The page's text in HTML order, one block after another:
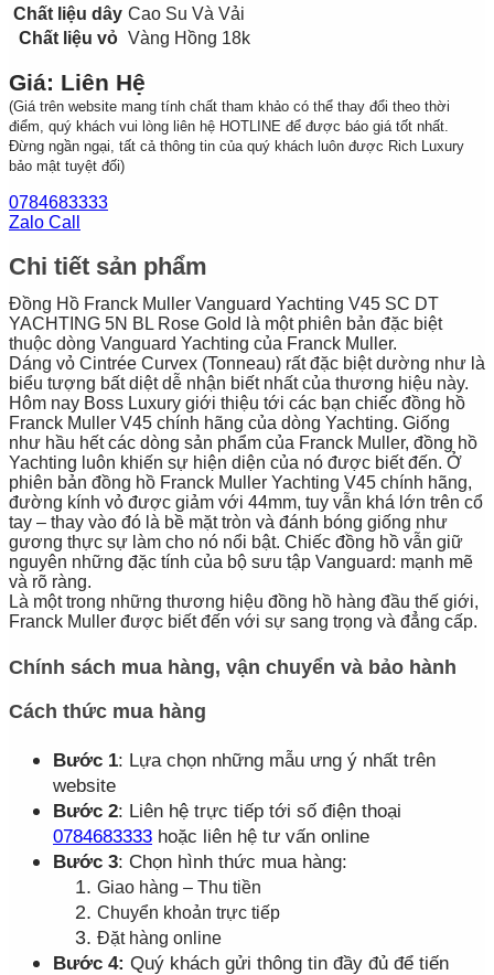
Chất liệu dây Cao Su Và Vải
Chất liệu vỏ Vàng Hồng 18k
Giá: Liên Hệ
(Giá trên website mang tính chất tham khảo có thể thay đổi theo thời
điểm, quý khách vui lòng liên hệ HOTLINE để được báo giá tốt nhất.
Đừng ngần ngại, tất cả thông tin của quý khách luôn được Rich Luxury
bảo mật tuyệt đối)
0784683333
Zalo Call
Chi tiết sản phẩm
Đồng Hồ Franck Muller Vanguard Yachting V45 SC DT
YACHTING 5N BL Rose Gold là một phiên bản đặc biệt
thuộc dòng Vanguard Yachting của Franck Muller.
Dáng vỏ Cintrée Curvex (Tonneau) rất đặc biệt dường như là
biểu tượng bất diệt dễ nhận biết nhất của thương hiệu này.
Hôm nay Boss Luxury giới thiệu tới các bạn chiếc đồng hồ
Franck Muller V45 chính hãng của dòng Yachting. Giống
như hầu hết các dòng sản phẩm của Franck Muller, đồng hồ
Yachting luôn khiến sự hiện diện của nó được biết đến. Ở
phiên bản đồng hồ Franck Muller Yachting V45 chính hãng,
đường kính vỏ được giảm với 44mm, tuy vẫn khá lớn trên cổ
tay – thay vào đó là bề mặt tròn và đánh bóng giống như
gương thực sự làm cho nó nổi bật. Chiếc đồng hồ vẫn giữ
nguyên những đặc tính của bộ sưu tập Vanguard: mạnh mẽ
và rõ ràng.
Là một trong những thương hiệu đồng hồ hàng đầu thế giới,
Franck Muller được biết đến với sự sang trọng và đẳng cấp.
Chính sách mua hàng, vận chuyển và bảo hành
Cách thức mua hàng
Bước 1: Lựa chọn những mẫu ưng ý nhất trên
website
Bước 2: Liên hệ trực tiếp tới số điện thoại
0784683333 hoặc liên hệ tư vấn online
Bước 3: Chọn hình thức mua hàng:
Giao hàng – Thu tiền
Chuyển khoản trực tiếp
Đặt hàng online
Bước 4: Quý khách gửi thông tin đầy đủ để tiến